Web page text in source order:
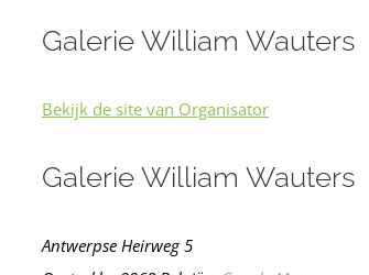
Galerie William Wauters
Bekijk de site van Organisator
Galerie William Wauters
Antwerpse Heirweg 5